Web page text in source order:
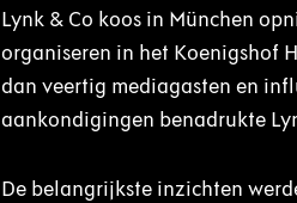
Lynk & Co koos in München
organiseren in het Koenigshof
dan veertig mediagasten en
aankondigingen benadrukte
De belangrijkste inzichten